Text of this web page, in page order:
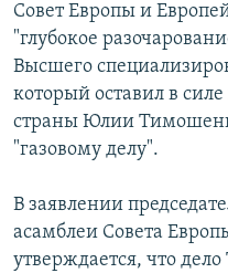
Все сайты Радио
Совет Европы и
"глубокое
Высшего
который оставил в
страны Юлии
"газовому делу".
В заявлении
асамблеи Совета
утверждается, что